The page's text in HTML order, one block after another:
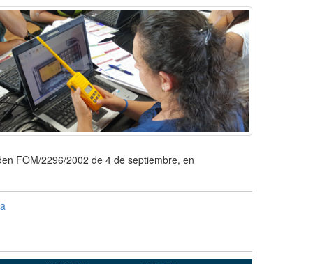
FOM/2296/2002 de 4 de septiembre, en